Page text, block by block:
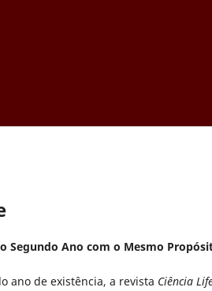
Segundo Ano com o Mesmo
ano de existência, a revista Ciência